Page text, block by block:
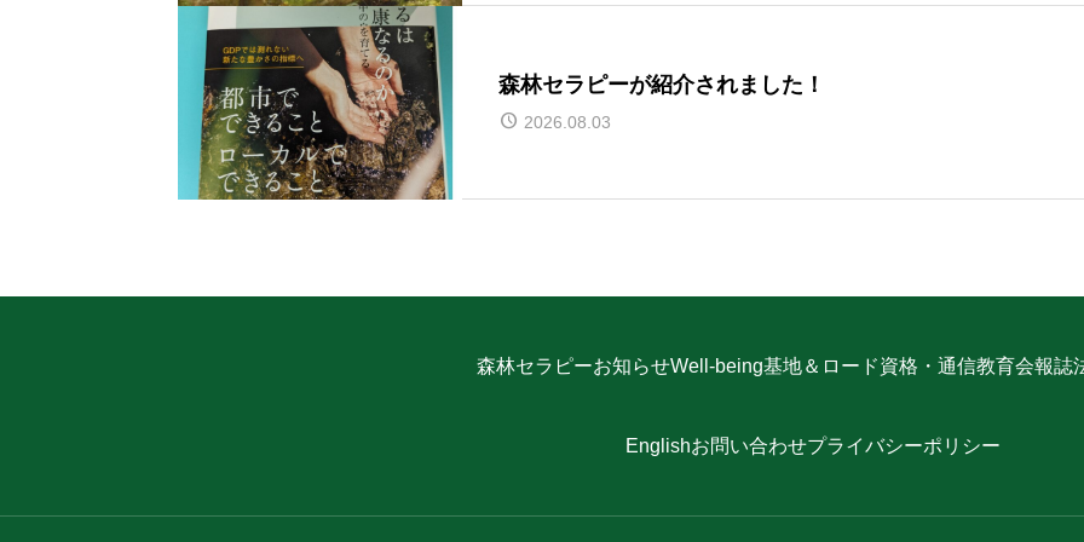
森林セラピーが紹介されました！
2026.08.03
森林セラピーお知らせWell-being基地＆ロード資格・通信教育会報誌
Englishお問い合わせプライバシーポリシー